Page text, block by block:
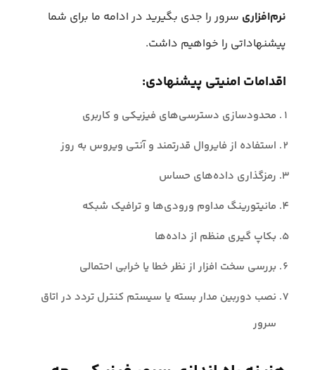
نرم‌افزاری سرور را جدی بگیرید در ادامه ما برای شما
پیشنهاداتی را خواهیم داشت.
اقدامات امنیتی پیشنهادی:
محدودسازی دسترسی‌های فیزیکی و کاربری
استفاده از فایروال قدرتمند و آنتی‌ ویروس به‌ روز
رمزگذاری داده‌های حساس
مانیتورینگ مداوم ورودی‌ها و ترافیک شبکه
بکاپ‌ گیری منظم از داده‌ها
بررسی سخت‌ افزار از نظر خطا یا خرابی احتمالی
نصب دوربین مدار بسته یا سیستم کنترل تردد در اتاق
سرور